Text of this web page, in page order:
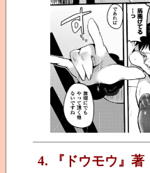
4. 『ドウモウ』著